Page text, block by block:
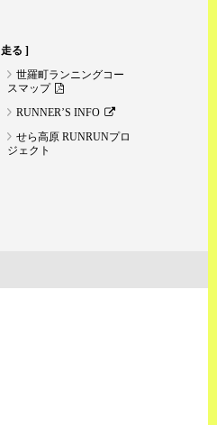
走る
世羅町ランニングコー
スマップ
RUNNER’S INFO
せら高原 RUNRUNプロ
ジェクト